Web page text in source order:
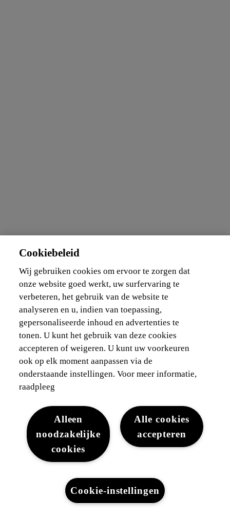
Cookiebeleid
Wij gebruiken cookies om ervoor te zorgen dat
onze website goed werkt, uw surfervaring te
verbeteren, het gebruik van de website te
analyseren en u, indien van toepassing,
gepersonaliseerde inhoud en advertenties te
tonen. U kunt het gebruik van deze cookies
accepteren of weigeren. U kunt uw voorkeuren
ook op elk moment aanpassen via de
onderstaande instellingen. Voor meer informatie,
raadpleeg
Alle cookies
accepteren
Alleen
noodzakelijke
cookies
Cookie-instellingen